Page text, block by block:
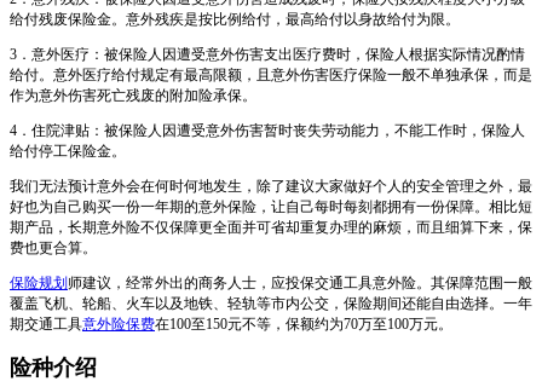
给付残废保险金。意外残疾是按比例给付，最高给付以身故给付为限。
3．意外医疗：被保险人因遭受意外伤害支出医疗费时，保险人根据实际情况酌情
给付。意外医疗给付规定有最高限额，且意外伤害医疗保险一般不单独承保，而是
作为意外伤害死亡残废的附加险承保。
4．住院津贴：被保险人因遭受意外伤害暂时丧失劳动能力，不能工作时，保险人
给付停工保险金。
我们无法预计意外会在何时何地发生，除了建议大家做好个人的安全管理之外，最
好也为自己购买一份一年期的意外保险，让自己每时每刻都拥有一份保障。相比短
期产品，长期意外险不仅保障更全面并可省却重复办理的麻烦，而且细算下来，保
费也更合算。
保险规划 师建议，经常外出的商务人士，应投保交通工具意外险。其保障范围一般
覆盖飞机、轮船、火车以及地铁、轻轨等市内公交，保险期间还能自由选择。一年
期交通工具意外险保费在100至150元不等，保额约为70万至100万元。
险种介绍